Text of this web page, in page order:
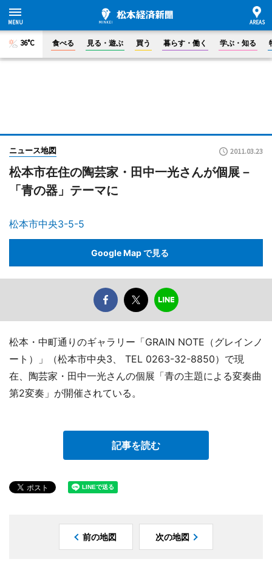
36°C 食べる 見る・遊ぶ 買う 暮らす・働く 学ぶ・知る
ニュース地図 2011.03.23
松本市在住の陶芸家・田中一光さんが個展－
「青の器」テーマに
松本市中央3-5-5
Google Map で見る
松本・中町通りのギャラリー「GRAIN NOTE（グレインノ
ート）」（松本市中央3、 TEL 0263-32-8850）で現
在、陶芸家・田中一光さんの個展「青の主題による変奏曲
第2変奏」が開催されている。
記事を読む
前の地図 次の地図